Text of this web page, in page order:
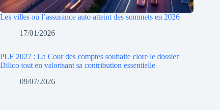
Les villes où l’assurance auto atteint des sommets en 2026
17/01/2026
PLF 2027 : La Cour des comptes souhaite clore le dossier
Dilico tout en valorisant sa contribution essentielle
09/07/2026